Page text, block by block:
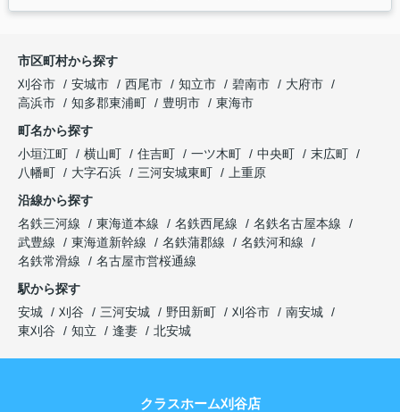
市区町村から探す
刈谷市
安城市 西尾市 知立市 碧南市
大府市
高浜市
知多郡東浦町 豊明市
東海市
町名から探す
小垣江町
横山町 住吉町 一ツ木町 中央町
末広町
八幡町
大字石浜 三河安城東町
上重原
沿線から探す
名鉄三河線
東海道本線 名鉄西尾線
名鉄名古屋本線
武豊線
東海道新幹線 名鉄蒲郡線
名鉄河和線
名鉄常滑線
名古屋市営桜通線
駅から探す
安城
刈谷 三河安城 野田新町 刈谷市
南安城
東刈谷
知立 逢妻 北安城
クラスホーム刈谷店